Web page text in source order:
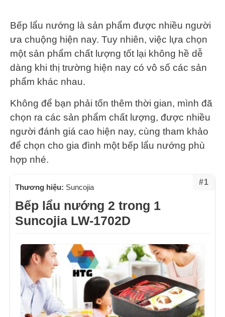
Bếp lẩu nướng là sản phẩm được nhiều người
ưa chuộng hiện nay. Tuy nhiên, việc lựa chọn
một sản phẩm chất lượng tốt lại không hề dễ
dàng khi thị trường hiện nay có vô số các sản
phẩm khác nhau.
Không để bạn phải tốn thêm thời gian, mình đã
chọn ra các sản phẩm chất lượng, được nhiều
người đánh giá cao hiện nay, cùng tham khảo
để chọn cho gia đình một bếp lẩu nướng phù
hợp nhé.
#1
Thương hiệu: Suncojia
Bếp lẩu nướng 2 trong 1
Suncojia LW-1702D